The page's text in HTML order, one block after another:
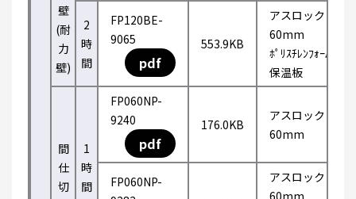
壁
(耐
力
壁)
2
時
間
FP120BE-
9065
pdf
553.9KB
アスロック
60mm
ﾎﾟﾘｽﾁﾚﾝﾌｫｰﾑ
保温板
間
仕
切
1
時
間
FP060NP-
9240
pdf
176.0KB
アスロック
60mm
FP060NP-
アスロック
60mm